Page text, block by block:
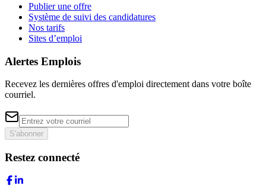
Publier une offre
Système de suivi des candidatures
Nos tarifs
Sites d’emploi
Alertes Emplois
Recevez les dernières offres d'emploi directement dans votre boîte
courriel.
S'abonner
Restez connecté